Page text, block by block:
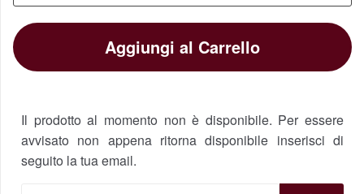
Aggiungi al Carrello
Il prodotto al momento non è disponibile. Per essere
avvisato non appena ritorna disponibile inserisci di
seguito la tua email.